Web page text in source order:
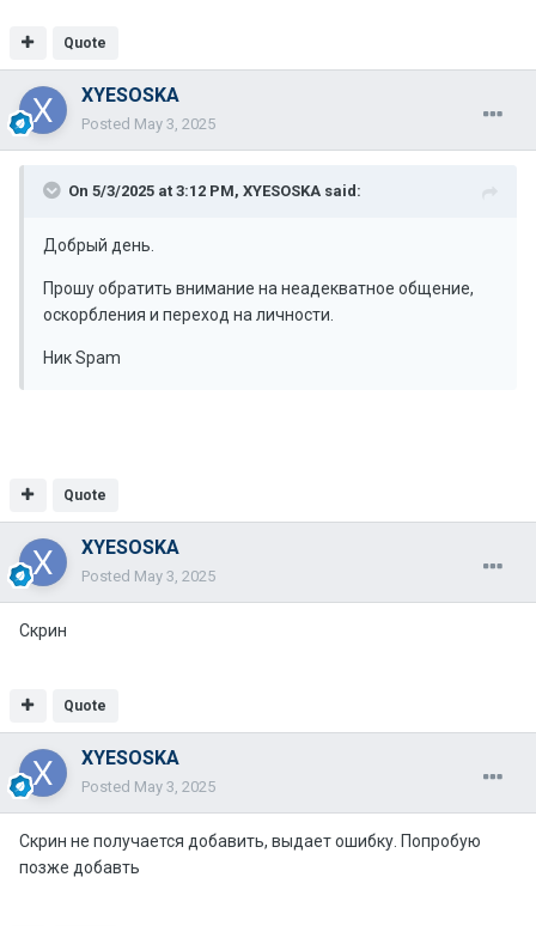
Quote
XYESOSKA
Posted May 3, 2025
On 5/3/2025 at 3:12 PM, XYESOSKA said:
Добрый день.
Прошу обратить внимание на неадекватное общение,
оскорбления и переход на личности.
Ник Spam
Quote
XYESOSKA
Posted May 3, 2025
Скрин
Quote
XYESOSKA
Posted May 3, 2025
Скрин не получается добавить, выдает ошибку. Попробую
позже добавть